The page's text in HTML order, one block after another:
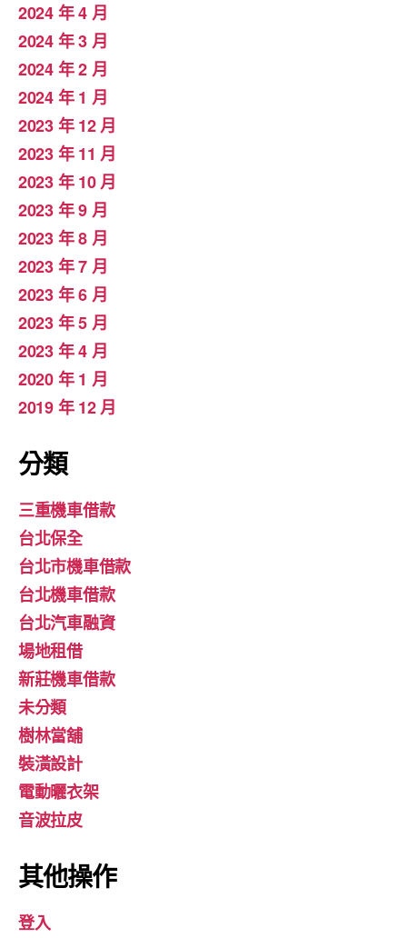
2024 年 4 月
2024 年 3 月
2024 年 2 月
2024 年 1 月
2023 年 12 月
2023 年 11 月
2023 年 10 月
2023 年 9 月
2023 年 8 月
2023 年 7 月
2023 年 6 月
2023 年 5 月
2023 年 4 月
2020 年 1 月
2019 年 12 月
分類
三重機車借款
台北保全
台北市機車借款
台北機車借款
台北汽車融資
場地租借
新莊機車借款
未分類
樹林當舖
裝潢設計
電動曬衣架
音波拉皮
其他操作
登入